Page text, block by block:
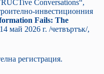
Conversations“,
инвестиционния
Fails: The
май 2026 г. /четвъртък/,
регистрация.